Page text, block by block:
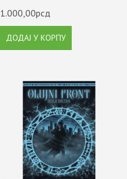
1.000,00рсд
ДОДАЈ У КОРПУ